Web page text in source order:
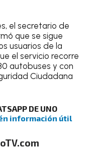
el secretario de
que se sigue
usuarios de la
el servicio recorre
autobuses y con
Ciudadana
DE UNO
información útil